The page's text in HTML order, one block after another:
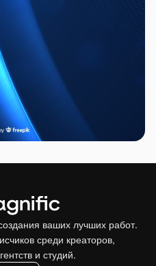
ваших лучших работ.
среди креаторов,
и студий.